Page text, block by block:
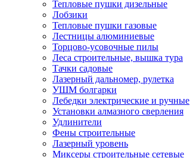
Тепловые пушки дизельные
Лобзики
Тепловые пушки газовые
Лестницы алюминиевые
Торцово-усовочные пилы
Леса строительные, вышка тура
Тачки садовые
Лазерный дальномер, рулетка
УШМ болгарки
Лебедки электрические и ручные
Установки алмазного сверления
Удлинители
Фены строительные
Лазерный уровень
Миксеры строительные сетевые